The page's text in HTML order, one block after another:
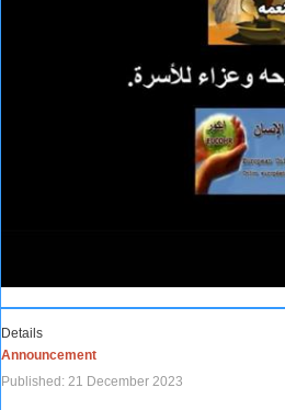
Details
Announcement
Published: 21 December 2023